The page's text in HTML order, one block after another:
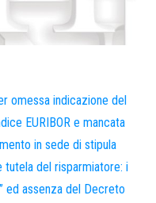
omessa indicazione del
EURIBOR e mancata
in sede di stipula
del risparmiatore: i
ed assenza del Decreto